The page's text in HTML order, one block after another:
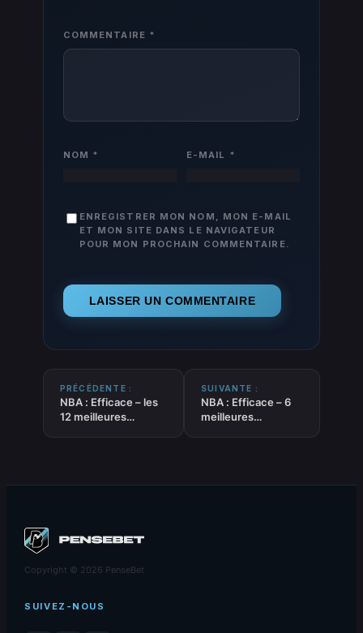
COMMENTAIRE *
NOM * E-MAIL *
ENREGISTRER MON NOM, MON E-MAIL
ET MON SITE DANS LE NAVIGATEUR
POUR MON PROCHAIN COMMENTAIRE.
PRÉCÉDENTE :
NBA : Efficace – les
12 meilleures
SUIVANTE :
NBA : Efficace – 6
meilleures
Copyright © 2026 PenseBet
SUIVEZ-NOUS